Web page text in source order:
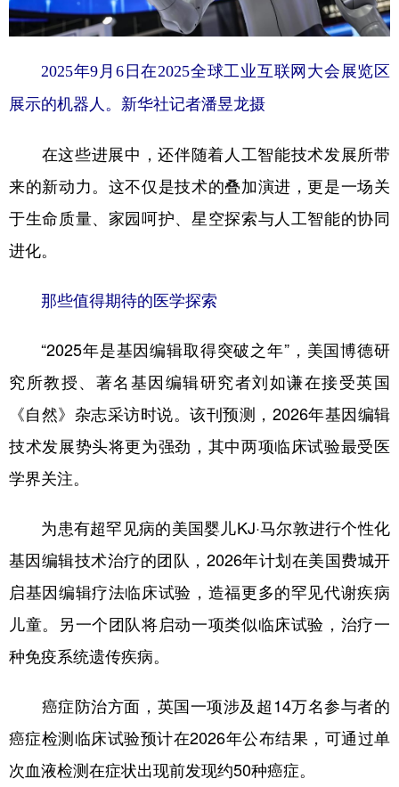
北京 天津 河北 山西
安徽 福建 江西
广东 广西 海南 重庆
四川 贵州 云南 西藏
陕西 甘肃 青海 宁夏
English Español Français عربى
Русский язык 日本語 한국어
Deutsch Português
2025年9月6日在2025全球工业互联网大会展览区
展示的机器人。新华社记者潘昱龙摄
在这些进展中，还伴随着人工智能技术发展所带
来的新动力。这不仅是技术的叠加演进，更是一场关
于生命质量、家园呵护、星空探索与人工智能的协同
进化。
那些值得期待的医学探索
“2025年是基因编辑取得突破之年”，美国博德研
究所教授、著名基因编辑研究者刘如谦在接受英国
《自然》杂志采访时说。该刊预测，2026年基因编辑
技术发展势头将更为强劲，其中两项临床试验最受医
学界关注。
为患有超罕见病的美国婴儿KJ·马尔敦进行个性化
基因编辑技术治疗的团队，2026年计划在美国费城开
启基因编辑疗法临床试验，造福更多的罕见代谢疾病
儿童。另一个团队将启动一项类似临床试验，治疗一
种免疫系统遗传疾病。
癌症防治方面，英国一项涉及超14万名参与者的
癌症检测临床试验预计在2026年公布结果，可通过单
次血液检测在症状出现前发现约50种癌症。